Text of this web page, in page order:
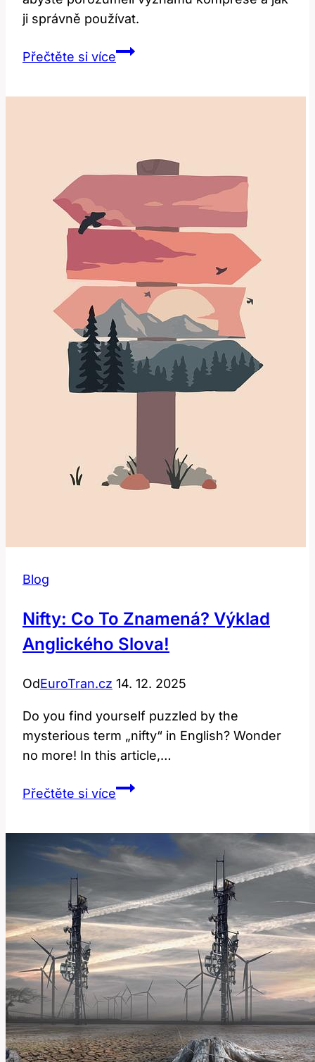
ji správně používat.
Přečtěte si víceCompression:
Význam!
Blog
Nifty: Co To Znamená? Výklad
Anglického Slova!
OdEuroTran.cz 14. 12. 2025
Do you find yourself puzzled by the
mysterious term „nifty“ in English? Wonder
no more! In this article,…
Přečtěte si víceNifty:
Znamená?
Výklad
Anglického
Slova!